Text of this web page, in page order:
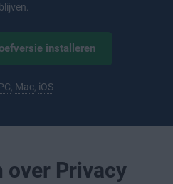
blijven.
installeren
Mac iOS
over Privacy